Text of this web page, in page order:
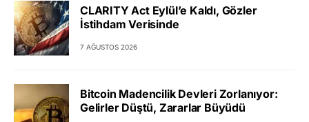
CLARITY Act Eylül’e Kaldı, Gözler
İstihdam Verisinde
7 AĞUSTOS 2026
Bitcoin Madencilik Devleri Zorlanıyor:
Gelirler Düştü, Zararlar Büyüdü